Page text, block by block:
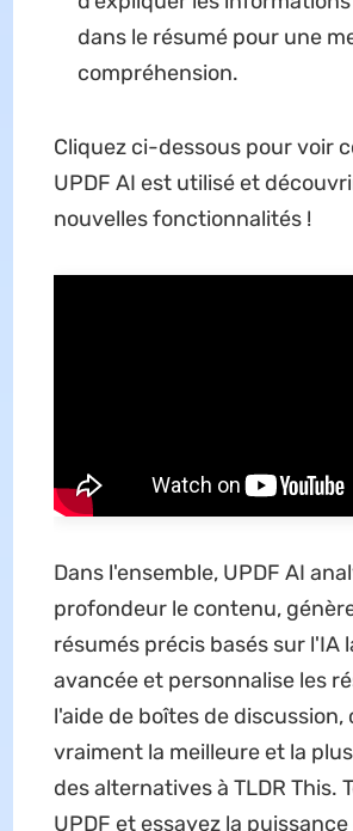
dans le résumé pour une
compréhension.
Cliquez ci-dessous pour voir
UPDF AI est utilisé et
nouvelles fonctionnalités !
Dans l'ensemble, UPDF AI
profondeur le contenu,
résumés précis basés sur l'IA
avancée et personnalise les
l'aide de boîtes de discussion,
vraiment la meilleure et la
des alternatives à TLDR This.
UPDF et essayez la puissance